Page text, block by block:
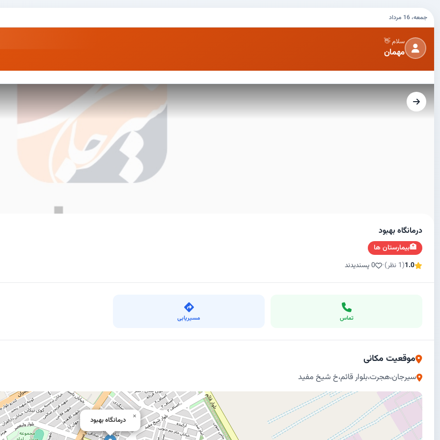
جمعه، 16 مرداد
سلام 👋
مهمان
درمانگاه بهبود
🏥بیمارستان ها
1.0(1 نظر) • 0 پسندیدند
تماس مسیریابی
موقعیت مکانی
سیرجان،هجرت،بلوار قائم،خ شیخ مفید
درمانگاه بهبود ×